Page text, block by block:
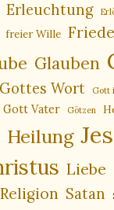
Erleuchtung
freier Wille
Glauben
Gottes Wort Gott
Gott Vater Götzen
Heilung
Liebe
Religion Satan